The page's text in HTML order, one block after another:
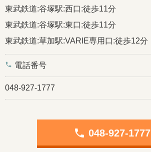
東武鉄道:谷塚駅:西口:徒歩11分
東武鉄道:谷塚駅:東口:徒歩11分
東武鉄道:草加駅:VARIE専用口:徒歩12分
phone 電話番号
048-927-1777
phone 048-927-1777